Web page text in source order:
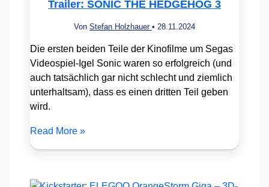
Trailer: SONIC THE HEDGEHOG 3
Von Stefan Holzhauer • 28.11.2024
Die ersten beiden Teile der Kinofilme um Segas
Videospiel-Igel Sonic waren so erfolgreich (und
auch tatsächlich gar nicht schlecht und ziemlich
unterhaltsam), dass es einen dritten Teil geben
wird.
Read More »